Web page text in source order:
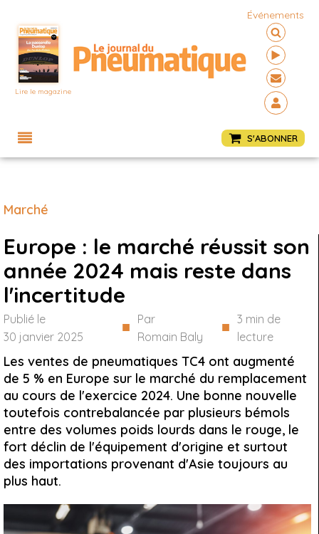
Lire le magazine
Événements
S'ABONNER
Marché
Europe : le marché réussit son
année 2024 mais reste dans
l'incertitude
Publié le
30 janvier 2025
■ Par
Romain Baly
■ 3 min de
lecture
Les ventes de pneumatiques TC4 ont augmenté
de 5 % en Europe sur le marché du remplacement
au cours de l'exercice 2024. Une bonne nouvelle
toutefois contrebalancée par plusieurs bémols
entre des volumes poids lourds dans le rouge, le
fort déclin de l'équipement d'origine et surtout
des importations provenant d'Asie toujours au
plus haut.